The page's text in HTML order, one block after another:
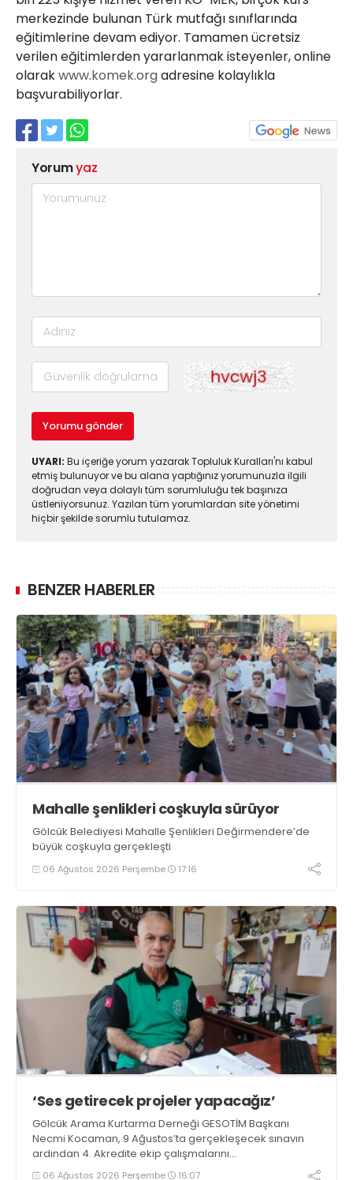
merkezinde bulunan Türk mutfağı sınıflarında
eğitimlerine devam ediyor. Tamamen ücretsiz
verilen eğitimlerden yararlanmak isteyenler, online
olarakwww.komek.orgadresine kolaylıkla
başvurabiliyorlar.
Yorumyaz
Yorumu gönder
UYARI: Bu içeriğe yorum yazarak Topluluk Kuralları'nı kabul
etmiş bulunuyor ve bu alana yaptığınız yorumunuzla ilgili
doğrudan veya dolaylı tüm sorumluluğu tek başınıza
üstleniyorsunuz. Yazılan tüm yorumlardan site yönetimi
hiçbir şekilde sorumlu tutulamaz.
BENZER HABERLER
Mahalle şenlikleri coşkuyla sürüyor
Gölcük Belediyesi Mahalle Şenlikleri Değirmendere’de
büyük coşkuyla gerçekleşti
06 Ağustos 2026 Perşembe 17:16
‘Ses getirecek projeler yapacağız’
Gölcük Arama Kurtarma Derneği GESOTİM Başkanı
Necmi Kocaman, 9 Ağustos’ta gerçekleşecek sınavın
ardından 4. Akredite ekip çalışmalarını
tamamlayacaklarını ifade ederek açıklamalarda
06 Ağustos 2026 Perşembe 16:07